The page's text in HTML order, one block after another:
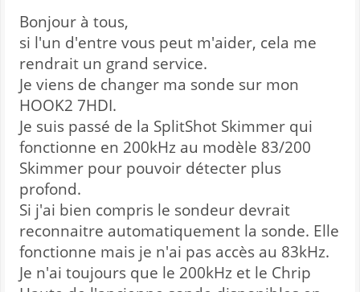
Bonjour à tous,
si l'un d'entre vous peut m'aider, cela me
rendrait un grand service.
Je viens de changer ma sonde sur mon
HOOK2 7HDI.
Je suis passé de la SplitShot Skimmer qui
fonctionne en 200kHz au modèle 83/200
Skimmer pour pouvoir détecter plus
profond.
Si j'ai bien compris le sondeur devrait
reconnaitre automatiquement la sonde. Elle
fonctionne mais je n'ai pas accès au 83kHz.
Je n'ai toujours que le 200kHz et le Chrip